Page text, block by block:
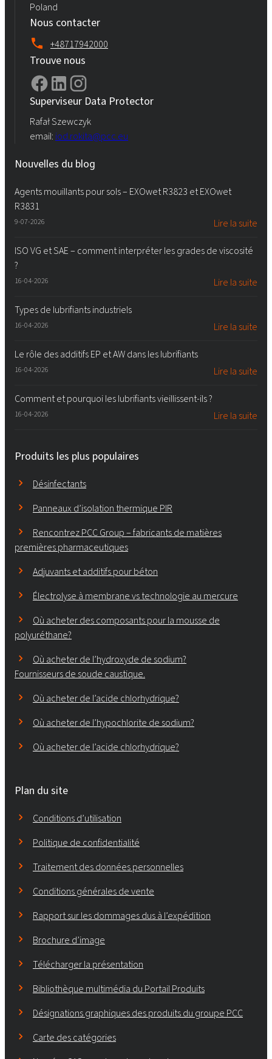
Poland
Nous contacter
+48717942000
Trouve nous
Superviseur Data Protector
Rafał Szewczyk
email: iod.rokita@pcc.eu
Nouvelles du blog
Agents mouillants pour sols – EXOwet R3823 et EXOwet
R3831
9-07-2026 Lire la suite
ISO VG et SAE – comment interpréter les grades de viscosité
?
16-04-2026 Lire la suite
Types de lubrifiants industriels
16-04-2026 Lire la suite
Le rôle des additifs EP et AW dans les lubrifiants
16-04-2026 Lire la suite
Comment et pourquoi les lubrifiants vieillissent-ils ?
16-04-2026 Lire la suite
Produits les plus populaires
Désinfectants
Panneaux d’isolation thermique PIR
Rencontrez PCC Group – fabricants de matières
premières pharmaceutiques
Adjuvants et additifs pour béton
Électrolyse à membrane vs technologie au mercure
Où acheter des composants pour la mousse de
polyuréthane?
Où acheter de l’hydroxyde de sodium?
Fournisseurs de soude caustique.
Où acheter de l’acide chlorhydrique?
Où acheter de l’hypochlorite de sodium?
Où acheter de l’acide chlorhydrique?
Plan du site
Conditions d’utilisation
Politique de confidentialité
Traitement des données personnelles
Conditions générales de vente
Rapport sur les dommages dus à l’expédition
Brochure d’image
Télécharger la présentation
Bibliothèque multimédia du Portail Produits
Désignations graphiques des produits du groupe PCC
Carte des catégories